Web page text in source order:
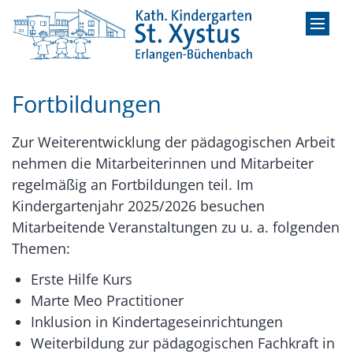
Zum Inhalt springen
Fortbildungen
Zur Weiterentwicklung der pädagogischen Arbeit
nehmen die Mitarbeiterinnen und Mitarbeiter
regelmäßig an Fortbildungen teil. Im
Kindergartenjahr 2025/2026 besuchen
Mitarbeitende Veranstaltungen zu u. a. folgenden
Themen:
Erste Hilfe Kurs
Marte Meo Practitioner
Inklusion in Kindertageseinrichtungen
Weiterbildung zur pädagogischen Fachkraft in